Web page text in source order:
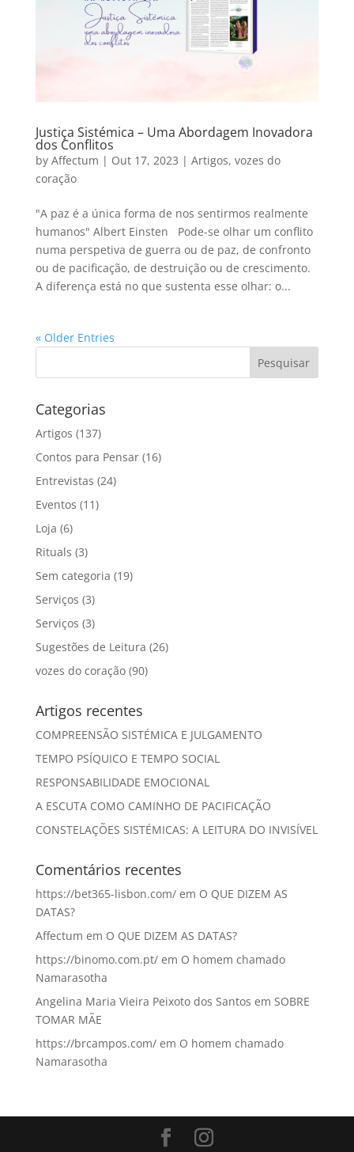
Justiça Sistémica – Uma Abordagem Inovadora
dos Conflitos
by Affectum | Out 17, 2023 | Artigos, vozes do
coração
"A paz é a única forma de nos sentirmos realmente
humanos" Albert Einsten Pode-se olhar um conflito
numa perspetiva de guerra ou de paz, de confronto
ou de pacificação, de destruição ou de crescimento.
A diferença está no que sustenta esse olhar: o...
« Older Entries
Categorias
Artigos (137)
Contos para Pensar(16)
Entrevistas (24)
Eventos (11)
Loja (6)
Rituals (3)
Sem categoria (19)
Serviços (3)
Serviços (3)
Sugestões de Leitura (26)
vozes do coração(90)
Artigos recentes
COMPREENSÃO SISTÉMICA E JULGAMENTO
TEMPO PSÍQUICO E TEMPO SOCIAL
RESPONSABILIDADE EMOCIONAL
A ESCUTA COMO CAMINHO DE PACIFICAÇÃO
CONSTELAÇÕES SISTÉMICAS: A LEITURA DO INVISÍVEL
Comentários recentes
https://bet365-lisbon.com/em O QUE DIZEM AS
DATAS?
Affectum em O QUE DIZEM AS DATAS?
https://binomo.com.pt/em O homem chamado
Namarasotha
Angelina Maria Vieira Peixoto dos Santos em SOBRE
TOMAR MÃE
https://brcampos.com/em O homem chamado
Namarasotha